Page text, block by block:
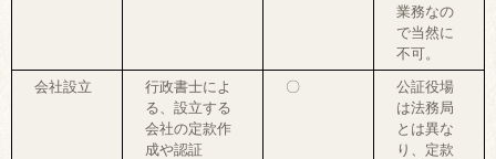
業務なの
で当然に
不可。
会社設立
行政書士によ
る、設立する
会社の定款作
成や認証
〇
公証役場
は法務局
とは異な
り、定款